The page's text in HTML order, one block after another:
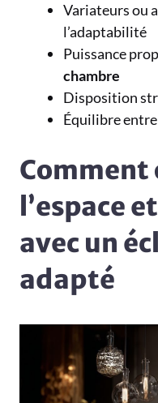
Variateurs ou
l’adaptabilité
Puissance
chambre
Disposition
Équilibre entre
l’espace
avec un
adapté